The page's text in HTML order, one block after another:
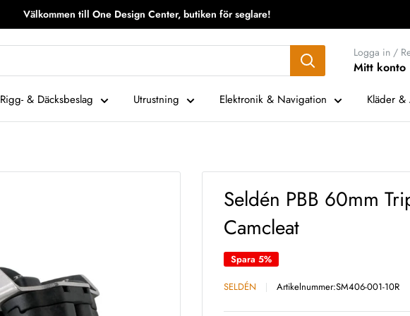
Välkommen till One Design Center, butiken för seglare!
Logga in /
Mitt konto
Rigg- & Däcksbeslag Utrustning Elektronik & Navigation Kläder &
Seldén PBB 60mm
Camcleat
Spara 5%
SELDÉN Artikelnummer:SM406-001-10R